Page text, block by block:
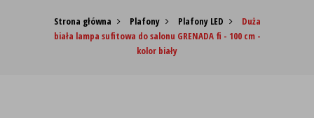
Strona główna Plafony Plafony LED
Duża
biała lampa sufitowa do salonu GRENADA fi - 100 cm -
kolor biały